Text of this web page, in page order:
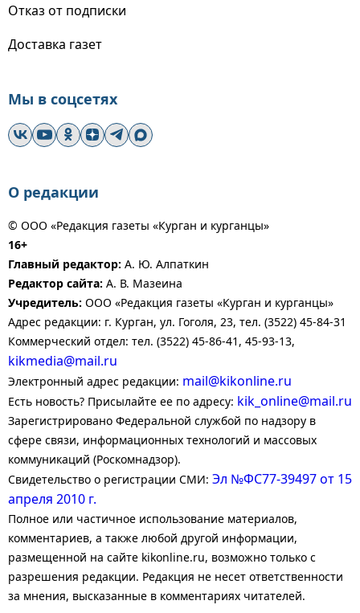
Отказ от подписки
Доставка газет
Мы в соцсетях
О редакции
© ООО «Редакция газеты «Курган и курганцы»
16+
Главный редактор: А. Ю. Алпаткин
Редактор сайта: А. В. Мазеина
Учредитель: ООО «Редакция газеты «Курган и курганцы»
Адрес редакции: г. Курган, ул. Гоголя, 23, тел. (3522) 45-84-31
Коммерческий отдел: тел. (3522) 45-86-41, 45-93-13,
kikmedia@mail.ru
Электронный адрес редакции: mail@kikonline.ru
Есть новость? Присылайте ее по адресу: kik_online@mail.ru
Зарегистрировано Федеральной службой по надзору в
сфере связи, информационных технологий и массовых
коммуникаций (Роскомнадзор).
Свидетельство о регистрации СМИ: Эл №ФС77-39497 от 15
апреля 2010 г.
Полное или частичное использование материалов,
комментариев, а также любой другой информации,
размещенной на сайте kikonline.ru, возможно только с
разрешения редакции. Редакция не несет ответственности
за мнения, высказанные в комментариях читателей.